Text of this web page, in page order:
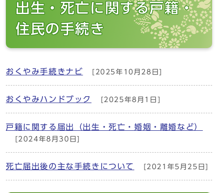
出生・死亡に関する戸籍・
住民の手続き
おくやみ手続きナビ [2025年10月28日]
おくやみハンドブック [2025年8月1日]
戸籍に関する届出（出生・死亡・婚姻・離婚など）
[2024年8月30日]
死亡届出後の主な手続きについて [2021年5月25日]